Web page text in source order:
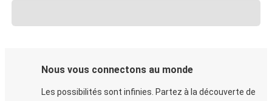
Nous vous connectons au monde
Les possibilités sont infinies. Partez à la découverte de